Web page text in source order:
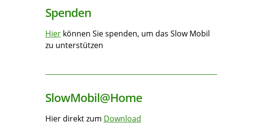
Spenden
Hierkönnen Sie spenden, um das Slow Mobil
zu unterstützen
SlowMobil@Home
Hier direkt zum Download